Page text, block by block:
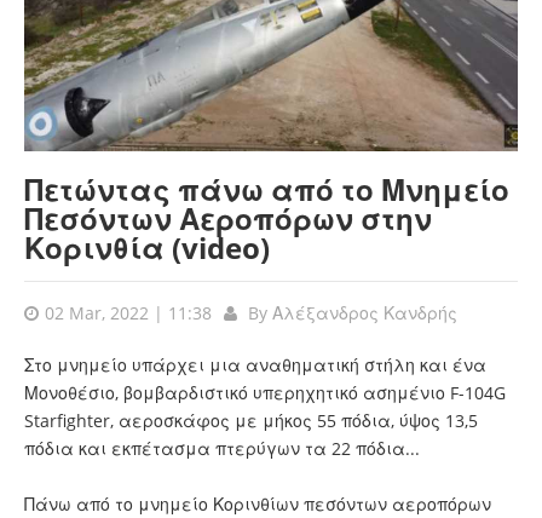
Πετώντας πάνω από το Μνημείο
Πεσόντων Αεροπόρων στην
Κορινθία (video)
02 Mar, 2022 | 11:38 By Αλέξανδρος Κανδρής
Στο μνημείο υπάρχει μια αναθηματική στήλη και ένα
Μονοθέσιο, βομβαρδιστικό υπερηχητικό ασημένιο F-104G
Starfighter, αεροσκάφος με μήκος 55 πόδια, ύψος 13,5
πόδια και εκπέτασμα πτερύγων τα 22 πόδια...
Πάνω από το μνημείο Κορινθίων πεσόντων αεροπόρων